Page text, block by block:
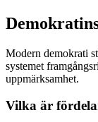
Modern demokrati
systemet
uppmärksamhet.
Vilka är